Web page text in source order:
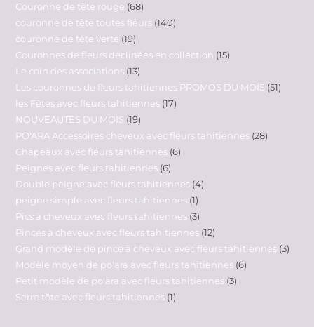
Couronne de tête rouge 68
couronne de tête toutes fleurs 140
couronne de tête verte 19
Couronnes de fleurs déclinées en collection 15
Le coin des associations 13
Les couronnes de fleurs tahitiennes PROMOS DU MOIS 51
les Fêtes avec fleurs tahitiennes 17
NOUVEAUTES DU MOIS 19
PO'ARA Accessoires cheveux avec fleurs tahitiennes 28
Chapeaux avec fleurs tahitiennes 6
Peignes avec fleurs tahitiennes 6
Double peigne avec fleurs tahitiennes 4
peigne simple avec fleurs tahitiennes 1
Pics à cheveux avec fleurs tahitiennes 3
Pinces à cheveux avec fleurs tahitiennes 12
Grand modèle de pince à cheveux avec fleurs tahitiennes 3
Modèle moyen de po'ara avec fleurs tahitiennes 6
Petit modèle de po'ara avec fleurs tahitiennes 3
Serre tête avec fleurs tahitiennes 1